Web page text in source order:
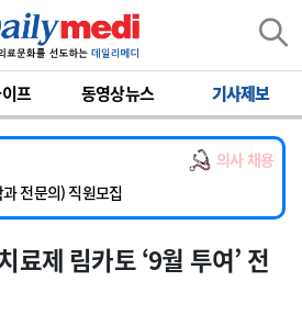
프 동영상뉴스 기사제보
의사 채용
인턴 모집
의학과 임기제 임상의사 채용
과(소아응급전담) 계약직 의사 공개채용
전문의) 직원모집
(레지던트1년차) 모집
기 인턴 모집
학과 임기제 임상의사 채용
료제 림카토 ‘9월 투여’ 전